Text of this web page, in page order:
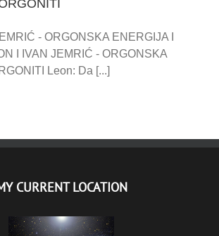
- ORGONSKA ENERGIJA I
I IVAN JEMRIĆ - ORGONSKA
Leon: Da [...]
CURRENT LOCATION